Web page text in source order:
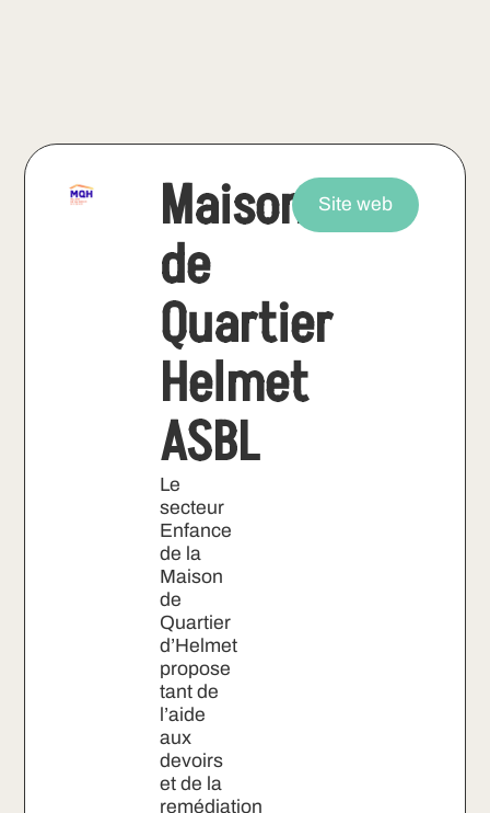
Maison
de
Quartier
Helmet
ASBL
Le
secteur
Enfance
de la
Maison
de
Quartier
d’Helmet
propose
tant de
l’aide
aux
devoirs
et de la
remédiation
Site web